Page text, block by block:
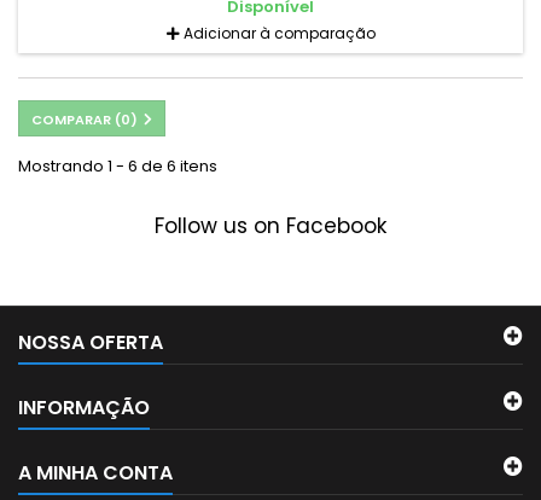
Disponível
Adicionar à comparação
COMPARAR (0)
Mostrando 1 - 6 de 6 itens
Follow us on Facebook
NOSSA OFERTA
INFORMAÇÃO
A MINHA CONTA